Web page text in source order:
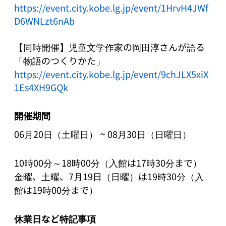
https://event.city.kobe.lg.jp/event/1HrvH4JWf
D6WNLzt6nAb
【同時開催】児童文学作家の岡田淳さんが語る
https://event.city.kobe.lg.jp/event/9chJLX5xiX
1Es4XH9GQk
開催期間
06月20日（土曜日）
~08月30日（日曜日）
10時00分～18時00分（入館は17時30分まで）
金曜、土曜、7月19日（日曜）は19時30分（入
休業日など特記事項